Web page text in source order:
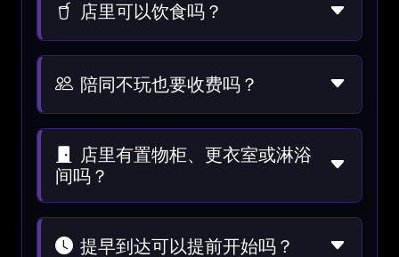
店里可以饮食吗？
陪同不玩也要收费吗？
店里有置物柜、更衣室或淋浴
间吗？
提早到达可以提前开始吗？